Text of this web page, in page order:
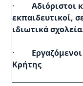
· Αδιόριστοι
εκπαιδευτικοί,
ιδιωτικά
·
Κρήτης